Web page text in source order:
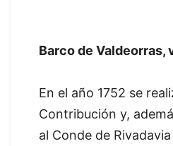
Barco de Valdeorras,
En el año 1752 se
Contribución y,
al Conde de